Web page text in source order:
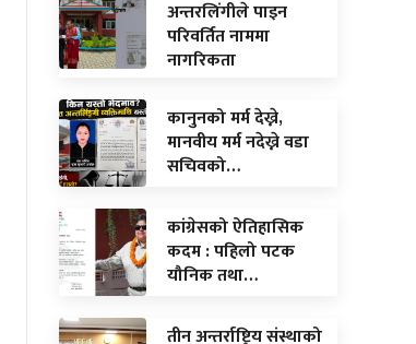
अन्तरलिंगीले पाइन
परिवर्तित नाममा
नागरिकता
कानुनको मर्म देख्ने,
मानवीय मर्म नदेख्ने वडा
सचिवको…
कांग्रेसको ऐतिहासिक
कदम : पहिलो पटक
यौनिक तथा…
तीन अन्तर्राष्ट्रिय संस्थाको